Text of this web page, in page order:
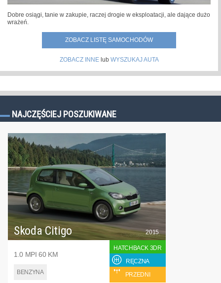
Dobre osiągi, tanie w zakupie, raczej drogie w eksploatacji, ale dające dużo
wrażeń.
ZOBACZ LISTĘ SAMOCHODÓW
ZOBACZ INNElub WYSZUKAJ AUTA
NAJCZĘŚCIEJ POSZUKIWANE
Skoda Citigo
1.0 MPI 60 KM
BENZYNA
2015
HATCHBACK 3DR
RĘCZNA
PRZEDNI